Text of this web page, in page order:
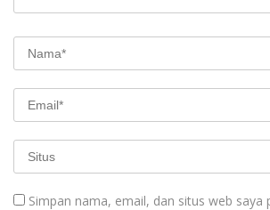
Simpan nama, email, dan situs web saya